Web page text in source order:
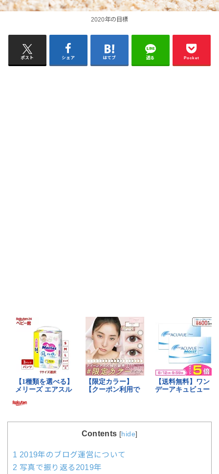
2020年の目標
ポスト シェア はてブ 送る Pocket
Contents [hide]
1 2019年のブログ運営について
2 写真で振り返る2019年